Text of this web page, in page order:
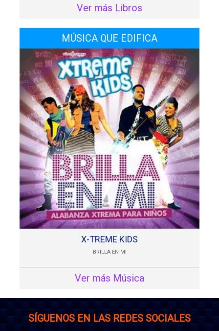
Ver más Libros
MÚSICA QUE EDIFICA
X-TREME KIDS
BRILLA EN MI
Ver más Música
SÍGUENOS EN LAS REDES SOCIALES